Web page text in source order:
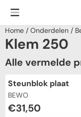
Cookievoorkeuren zijn
Home / Onderdelen /
Klem 250
Alle vermelde
Steunblok plaat
Merk:
BEWO
Prijs: 31,50
€31,50